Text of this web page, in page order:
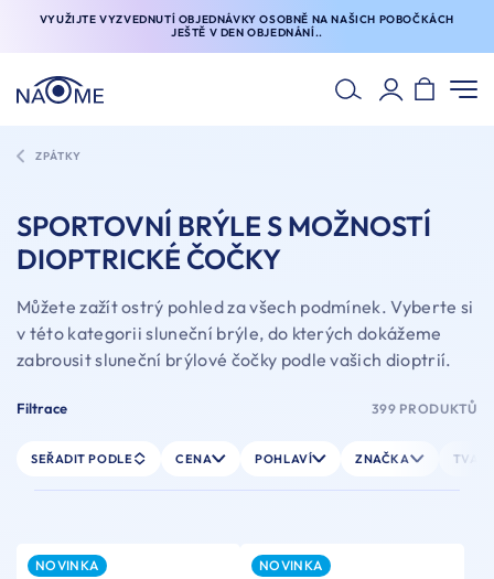
VYUŽIJTE VYZVEDNUTÍ OBJEDNÁVKY OSOBNĚ NA NAŠICH POBOČKÁCH
JEŠTĚ V DEN OBJEDNÁNÍ..
ZPÁTKY
SPORTOVNÍ BRÝLE S MOŽNOSTÍ
DIOPTRICKÉ ČOČKY
Můžete zažít ostrý pohled za všech podmínek. Vyberte si
v této kategorii sluneční brýle, do kterých dokážeme
zabrousit sluneční brýlové čočky podle vašich dioptrií.
Filtrace 399 PRODUKTŮ
CENA POHLAVÍ ZNAČKA TVAR
SEŘADIT PODLE
NOVINKA NOVINKA